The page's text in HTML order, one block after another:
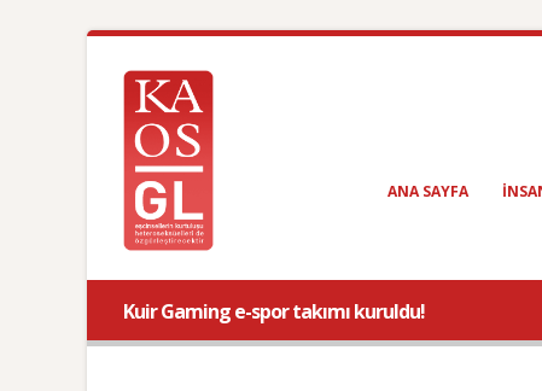
ANA SAYFA
Kuir Gaming e-spor takımı kuruldu!